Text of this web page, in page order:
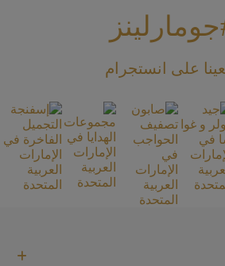
على انستجرام